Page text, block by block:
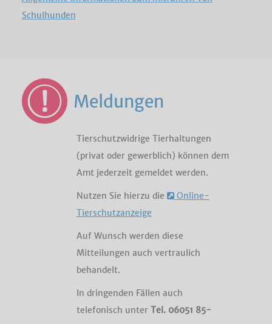
Schulhunden
Meldungen
Tierschutzwidrige Tierhaltungen
(privat oder gewerblich) können dem
Amt jederzeit gemeldet werden.
Nutzen Sie hierzu die
Online-
Tierschutzanzeige
Auf Wunsch werden diese
Mitteilungen auch vertraulich
behandelt.
In dringenden Fällen auch
telefonisch unterTel. 06051 85-